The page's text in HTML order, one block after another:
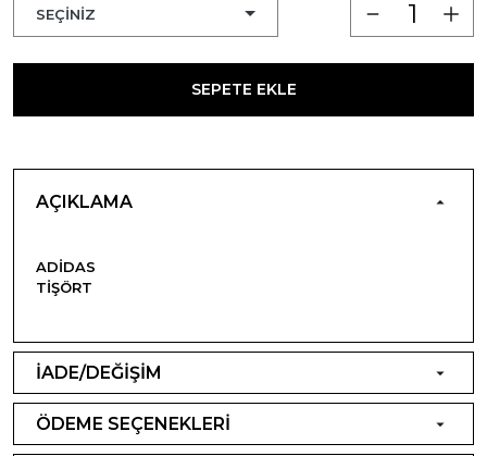
SEPETE EKLE
AÇIKLAMA
ADIDAS
TIŞÖRT
İADE/DEĞİŞİM
ÖDEME SEÇENEKLERİ